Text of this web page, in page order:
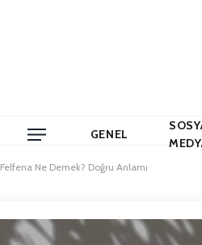
GENEL
Felfena Ne Demek? Doğru Anlamı